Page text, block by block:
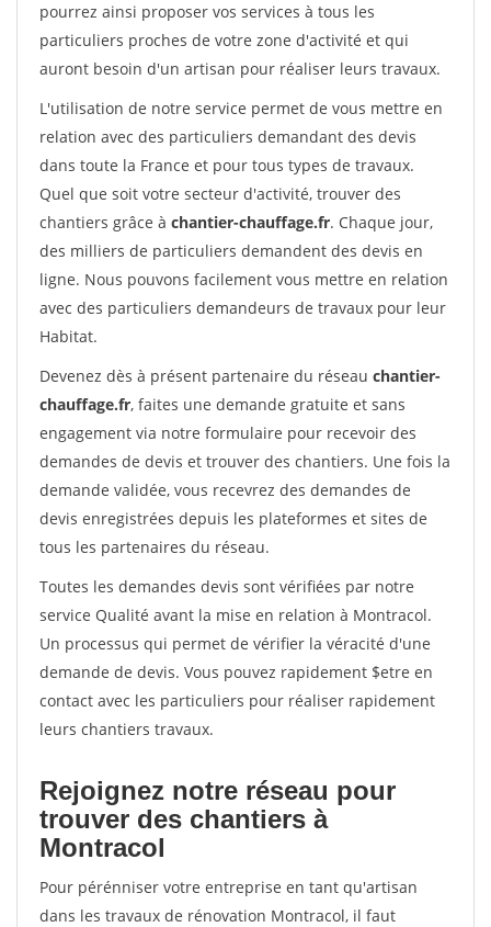
pourrez ainsi proposer vos services à tous les
particuliers proches de votre zone d'activité et qui
auront besoin d'un artisan pour réaliser leurs travaux.
L'utilisation de notre service permet de vous mettre en
relation avec des particuliers demandant des devis
dans toute la France et pour tous types de travaux.
Quel que soit votre secteur d'activité, trouver des
chantiers grâce à chantier-chauffage.fr. Chaque jour,
des milliers de particuliers demandent des devis en
ligne. Nous pouvons facilement vous mettre en relation
avec des particuliers demandeurs de travaux pour leur
Habitat.
Devenez dès à présent partenaire du réseau chantier-
chauffage.fr, faites une demande gratuite et sans
engagement via notre formulaire pour recevoir des
demandes de devis et trouver des chantiers. Une fois la
demande validée, vous recevrez des demandes de
devis enregistrées depuis les plateformes et sites de
tous les partenaires du réseau.
Toutes les demandes devis sont vérifiées par notre
service Qualité avant la mise en relation à Montracol.
Un processus qui permet de vérifier la véracité d'une
demande de devis. Vous pouvez rapidement $etre en
contact avec les particuliers pour réaliser rapidement
leurs chantiers travaux.
Rejoignez notre réseau pour
trouver des chantiers à
Montracol
Pour pérénniser votre entreprise en tant qu'artisan
dans les travaux de rénovation Montracol, il faut